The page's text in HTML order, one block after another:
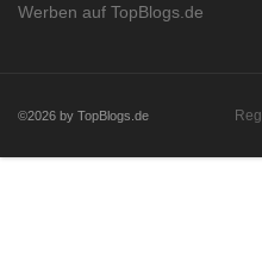
Werben auf TopBlogs.de
©2026 by TopBlogs.de